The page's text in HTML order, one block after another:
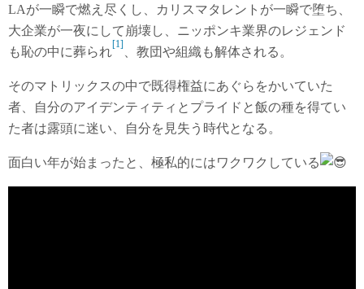
LAが一瞬で燃え尽くし、カリスマタレントが一瞬で堕ち、
大企業が一夜にして崩壊し、ニッポンキ業界のレジェンド
も恥の中に葬られ
[1]
、教団や組織も解体される。
そのマトリックスの中で既得権益にあぐらをかいていた
者、自分のアイデンティティとプライドと飯の種を得てい
た者は露頭に迷い、自分を見失う時代となる。
面白い年が始まったと、極私的にはワクワクしている